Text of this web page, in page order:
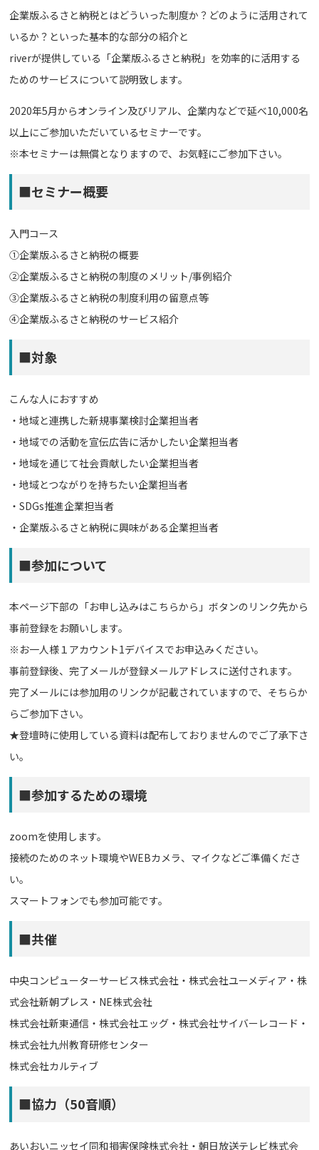
企業版ふるさと納税とはどういった制度か？どのように活用されて
いるか？といった基本的な部分の紹介と
riverが提供している「企業版ふるさと納税」を効率的に活用する
ためのサービスについて説明致します。
2020年5月からオンライン及びリアル、企業内などで延べ10,000名
以上にご参加いただいているセミナーです。
※本セミナーは無償となりますので、お気軽にご参加下さい。
■セミナー概要
入門コース
①企業版ふるさと納税の概要
②企業版ふるさと納税の制度のメリット/事例紹介
③企業版ふるさと納税の制度利用の留意点等
④企業版ふるさと納税のサービス紹介
■対象
こんな人におすすめ
・地域と連携した新規事業検討企業担当者
・地域での活動を宣伝広告に活かしたい企業担当者
・地域を通じて社会貢献したい企業担当者
・地域とつながりを持ちたい企業担当者
・SDGs推進企業担当者
・企業版ふるさと納税に興味がある企業担当者
■参加について
本ページ下部の「お申し込みはこちらから」ボタンのリンク先から
事前登録をお願いします。
※お一人様１アカウント1デバイスでお申込みください。
事前登録後、完了メールが登録メールアドレスに送付されます。
完了メールには参加用のリンクが記載されていますので、そちらか
らご参加下さい。
★登壇時に使用している資料は配布しておりませんのでご了承下さ
い。
■参加するための環境
zoomを使用します。
接続のためのネット環境やWEBカメラ、マイクなどご準備くださ
い。
スマートフォンでも参加可能です。
■共催
中央コンピューターサービス株式会社・株式会社ユーメディア・株
式会社新朝プレス・NE株式会社
株式会社新東通信・株式会社エッグ・株式会社サイバーレコード・
株式会社九州教育研修センター
株式会社カルティブ
■協力（50音順）
あいおいニッセイ同和損害保険株式会社・朝日放送テレビ株式会